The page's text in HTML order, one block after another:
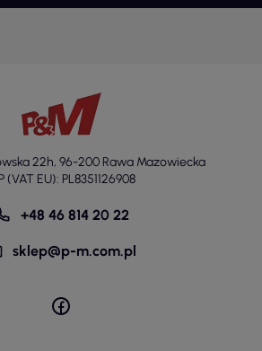
22h, 96-200 Rawa Mazowiecka
(VAT EU): PL8351126908
+48 46 814 20 22
sklep@p-m.com.pl